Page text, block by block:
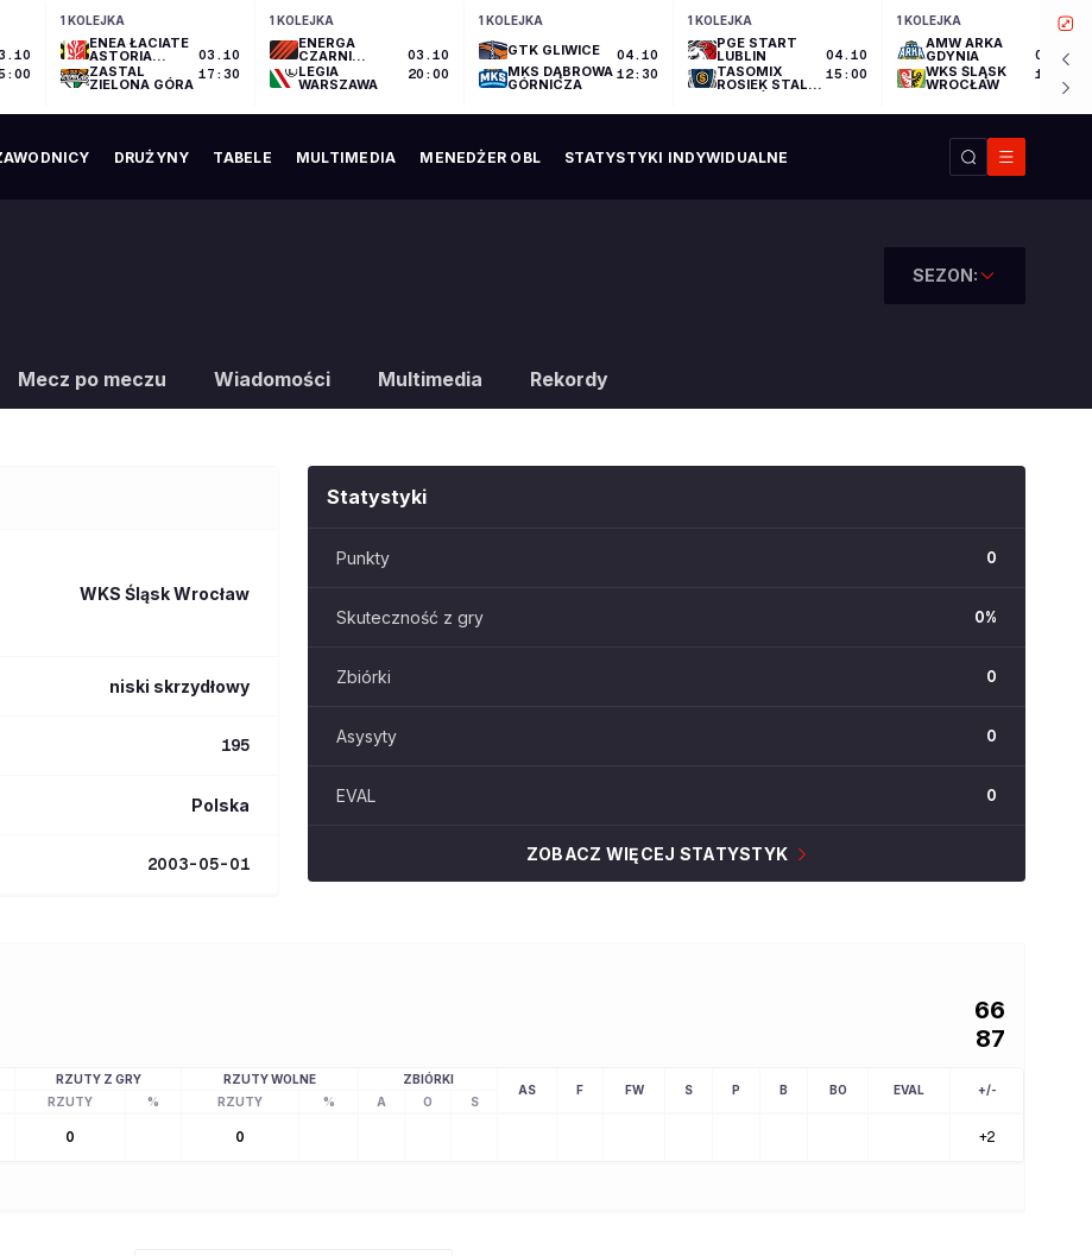
1 KOLEJKA
ENEA ŁACIATE
ASTORIA
BYDGOSZCZ
ZASTAL
ZIELONA GÓRA
03.10
17:30
1 KOLEJKA
ENERGA
CZARNI
SŁUPSK
LEGIA
WARSZAWA
03.10
20:00
1 KOLEJKA
GTK GLIWICE
MKS DĄBROWA
GÓRNICZA
04.10
12:30
1 KOLEJKA
PGE START
LUBLIN
TASOMIX
ROSIEK STAL
WIELKOPOLSKI
04.10
15:00
1 KOLEJKA
AMW ARKA
GDYNIA
WKS ŚLĄSK
WROCŁAW
04.10
17:30
DRUŻYNY TABELE MULTIMEDIA MENEDŻER OBL STATYSTYKI INDYWIDUALNE
SEZON:
Mecz po meczu Wiadomości Multimedia Rekordy
WKS Śląsk Wrocław
niski skrzydłowy
195
Polska
2003-05-01
Statystyki
Punkty 0
Skuteczność z gry 0%
Zbiórki 0
Asysyty 0
EVAL 0
ZOBACZ WIĘCEJ STATYSTYK
66
87
RZUTY Z GRY RZUTY WOLNE ZBIÓRKI
AS F FW S P B BO EVAL
+/-
RZUTY % RZUTY % A O S
0 0 +2